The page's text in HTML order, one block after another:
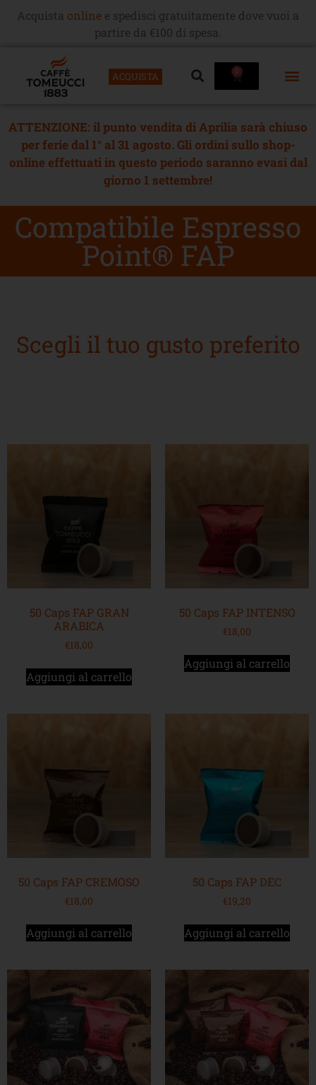
Acquista online e spedisci gratuitamente dove vuoi a
partire da €100 di spesa.
ACQUISTA 0
ATTENZIONE: il punto vendita di Aprilia sarà chiuso
per ferie dal 1° al 31 agosto. Gli ordini sullo shop-
online effettuati in questo periodo saranno evasi dal
giorno 1 settembre!
Compatibile Espresso
Point® FAP
Scegli il tuo gusto preferito
50 Caps FAP GRAN
ARABICA
€18,00
Aggiungi al carrello
50 Caps FAP INTENSO
€18,00
Aggiungi al carrello
50 Caps FAP CREMOSO
€18,00
Aggiungi al carrello
50 Caps FAP DEC
€19,20
Aggiungi al carrello